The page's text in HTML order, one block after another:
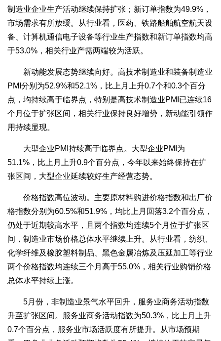
制造业企业生产活动继续保持扩张；新订单指数为49.9%，
市场需求有所放缓。从行业看，医药、铁路船舶航空航天设
备、计算机通信电子设备等行业生产指数和新订单指数均高
于53.0%，相关行业产需两端较为活跃。
新动能发展态势继续向好。高技术制造业和装备制造业
PMI分别为52.9%和52.1%，比上月上升0.7个和0.3个百分
点，均持续高于临界点，特别是高技术制造业PMI已连续16
个月位于扩张区间，相关行业保持良好增势，新动能引领作
用持续显现。
大型企业PMI持续高于临界点。大型企业PMI为
51.1%，比上月上升0.9个百分点，今年以来始终保持在扩
张区间，大型企业延续较好生产经营态势。
价格指数高位波动。主要原材料购进价格指数和出厂价
格指数分别为60.5%和51.9%，均比上月回落3.2个百分点，
仍处于近期较高水平，且两个指数均连续5个月位于扩张区
间，制造业市场价格总体水平继续上升。从行业看，纺织、
化学纤维及橡胶塑料制品、黑色金属冶炼及压延加工等行业
两个价格指数均连续三个月高于55.0%，相关行业购销价格
总体水平持续上涨。
5月份，非制造业景气水平回升，服务业商务活动指数
升至扩张区间。服务业商务活动指数为50.3%，比上月上升
0.7个百分点，服务业市场活跃度有所提升。从市场预期